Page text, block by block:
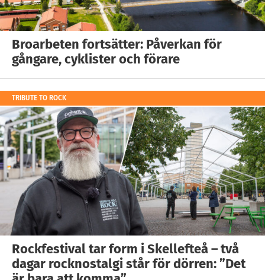
Broarbeten fortsätter: Påverkan för
gångare, cyklister och förare
TRIBUTE TO ROCK
Rockfestival tar form i Skellefteå – två
dagar rocknostalgi står för dörren: ”Det